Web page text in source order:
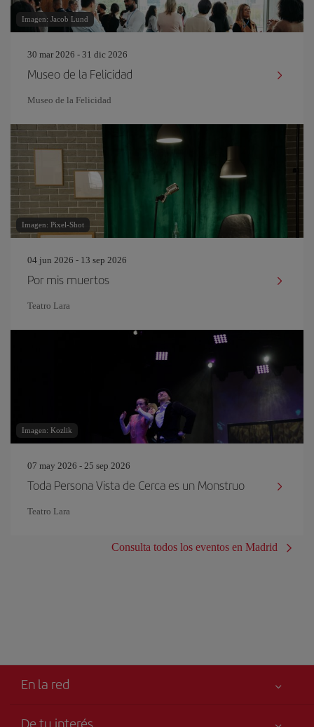
Imagen: Jacob Lund
30 mar 2026 - 31 dic 2026
Museo de la Felicidad
Museo de la Felicidad
Imagen: Pixel-Shot
04 jun 2026 - 13 sep 2026
Por mis muertos
Teatro Lara
Imagen: Kozlik
07 may 2026 - 25 sep 2026
Toda Persona Vista de Cerca es un Monstruo
Teatro Lara
Consulta todos los eventos en Madrid
En la red
De tu interés